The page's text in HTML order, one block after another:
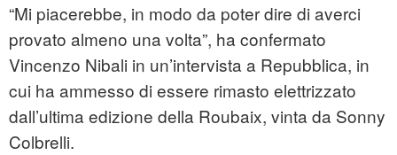
“Mi piacerebbe, in modo da poter dire di averci
provato almeno una volta”, ha confermato
Vincenzo Nibali in un’intervista a Repubblica, in
cui ha ammesso di essere rimasto elettrizzato
dall’ultima edizione della Roubaix, vinta da Sonny
Colbrelli.